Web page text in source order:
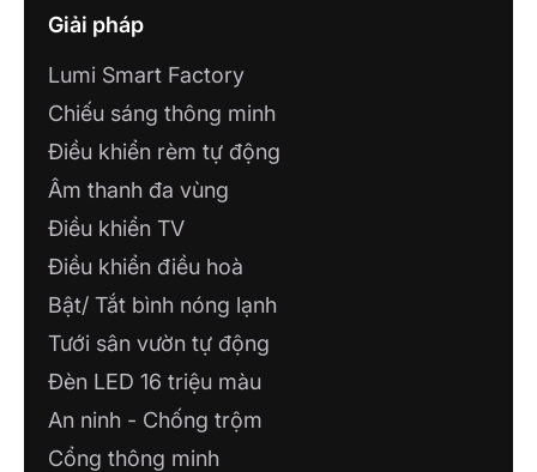
Giải pháp
Lumi Smart Factory
Chiếu sáng thông minh
Điều khiển rèm tự động
Âm thanh đa vùng
Điều khiển TV
Điều khiển điều hoà
Bật/ Tắt bình nóng lạnh
Tưới sân vườn tự động
Đèn LED 16 triệu màu
An ninh - Chống trộm
Cổng thông minh